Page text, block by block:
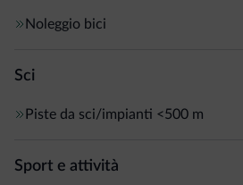
Noleggio bici
Sci
Piste da sci/impianti <500 m
Sport e attività